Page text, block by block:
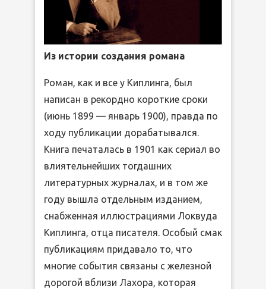
Из истории создания романа
Роман, как и все у Киплинга, был
написан в рекордно короткие сроки
(июнь 1899 — январь 1900), правда по
ходу публикации дорабатывался.
Книга печаталась в 1901 как сериал во
влиятельнейших тогдашних
литературных журналах, и в том же
году вышла отдельным изданием,
снабженная иллюстрациями Локвуда
Киплинга, отца писателя. Особый смак
публикациям придавало то, что
многие события связаны с железной
дорогой вблизи Лахора, которая